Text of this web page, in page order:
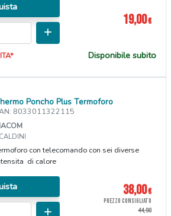
19,00€
Disponibile subito
Poncho Plus Termoforo
8033011322115
con telecomando con sei diverse
di calore
38,00€
PREZZO CONSIGLIATO
44,90